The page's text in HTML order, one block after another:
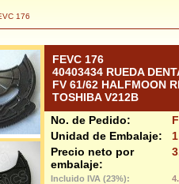
176
FEVC 176
40403434 RUEDA
FV 61/62 HALFMOON
TOSHIBA V212B
No. de Pedido:
Unidad de Embalaje:
1
Precio neto por
embalaje:
Incluido IVA (23%):